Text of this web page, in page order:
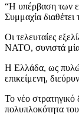
“Η υπέρβαση των
Συμμαχία διαθέτει
Οι τελευταίες
ΝΑΤΟ, συνιστά μία
Η Ελλάδα, ως
επικείμενη,
Το νέο
πολυπλοκότητα